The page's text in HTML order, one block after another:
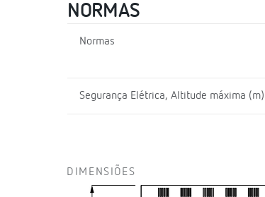
NORMAS
Normas
Segurança Elétrica, Altitude máxima (m)
DIMENSIÕES